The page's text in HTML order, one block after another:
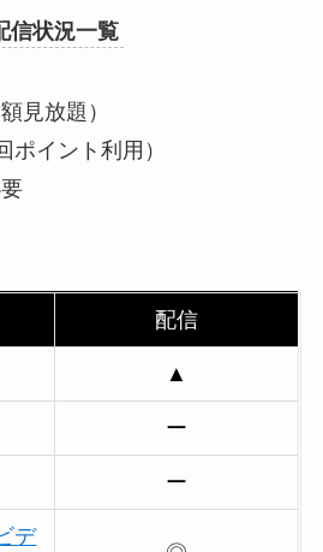
信状況一覧
見放題）
ポイント利用）
配信
▲
ー
ー
デ